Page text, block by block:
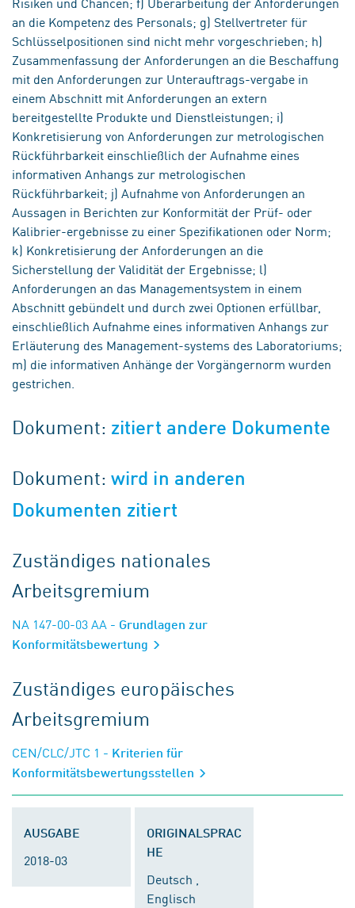
an die Kompetenz des Personals; g) Stellvertreter für
Schlüsselpositionen sind nicht mehr vorgeschrieben; h)
Zusammenfassung der Anforderungen an die Beschaffung
mit den Anforderungen zur Unterauftrags-vergabe in
einem Abschnitt mit Anforderungen an extern
bereitgestellte Produkte und Dienstleistungen; i)
Konkretisierung von Anforderungen zur metrologischen
Rückführbarkeit einschließlich der Aufnahme eines
informativen Anhangs zur metrologischen
Rückführbarkeit; j) Aufnahme von Anforderungen an
Aussagen in Berichten zur Konformität der Prüf- oder
Kalibrier-ergebnisse zu einer Spezifikationen oder Norm;
k) Konkretisierung der Anforderungen an die
Sicherstellung der Validität der Ergebnisse; l)
Anforderungen an das Managementsystem in einem
Abschnitt gebündelt und durch zwei Optionen erfüllbar,
einschließlich Aufnahme eines informativen Anhangs zur
Erläuterung des Management-systems des Laboratoriums;
m) die informativen Anhänge der Vorgängernorm wurden
gestrichen.
Dokument: zitiert andere Dokumente
Dokument:wird in anderen
Dokumenten zitiert
Zuständiges nationales
Arbeitsgremium
NA 147-00-03 AA - Grundlagen zur
Konformitätsbewertung
Zuständiges europäisches
Arbeitsgremium
CEN/CLC/JTC 1 - Kriterien für
Konformitätsbewertungsstellen
AUSGABE
2018-03
ORIGINALSPRAC
HE
Deutsch ,
Englisch